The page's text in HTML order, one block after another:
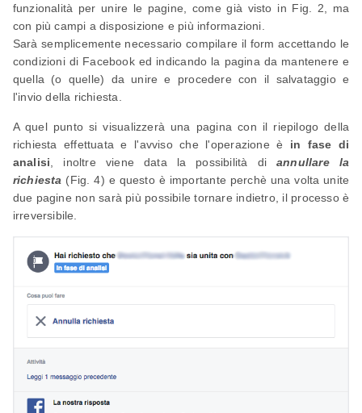
funzionalità per unire le pagine, come già visto in Fig. 2, ma
con più campi a disposizione e più informazioni.
Sarà semplicemente necessario compilare il form accettando le
condizioni di Facebook ed indicando la pagina da mantenere e
quella (o quelle) da unire e procedere con il salvataggio e
l'invio della richiesta.
A quel punto si visualizzerà una pagina con il riepilogo della
richiesta effettuata e l'avviso che l'operazione è in fase di
analisi, inoltre viene data la possibilità di annullare la
richiesta (Fig. 4) e questo è importante perchè una volta unite
due pagine non sarà più possibile tornare indietro, il processo è
irreversibile.